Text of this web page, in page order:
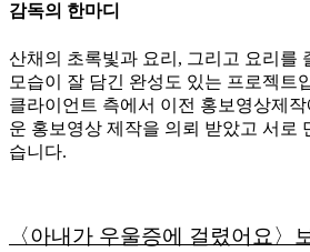
감독의 한마디
산채의 초록빛과 요리, 그리고 요리를
모습이 잘 담긴 완성도 있는 프로젝트
클라이언트 측에서 이전 홍보영상제
운 홍보영상 제작을 의뢰 받았고 서로
습니다.
〈아내가 우울증에 걸렸어요〉